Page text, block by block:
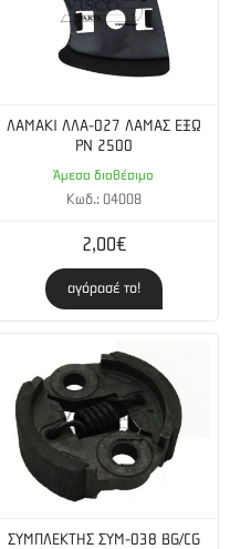
ΛΑΜΑΚΙ ΛΛΑ-027 ΛΑΜΑΣ ΕΞΩ
PN 2500
Άμεσα διαθέσιμο
Κωδ.: 04008
2,00€
αγόρασέ το!
ΣΥΜΠΛΕΚΤΗΣ ΣΥΜ-038 BG/CG